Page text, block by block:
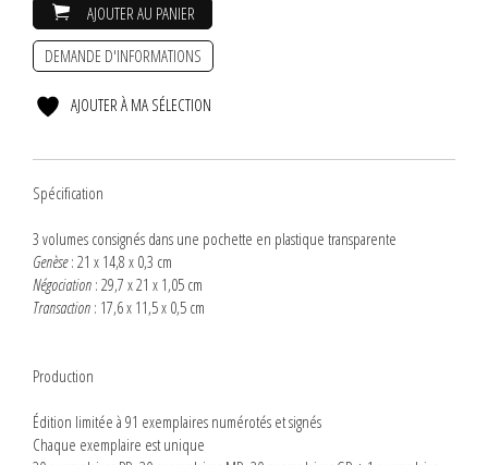
AJOUTER AU PANIER
DEMANDE D'INFORMATIONS
AJOUTER À MA SÉLECTION
Spécification
3 volumes consignés dans une pochette en plastique transparente
Genèse: 21 x 14,8 x 0,3 cm
Négociation : 29,7 x 21 x 1,05 cm
Transaction : 17,6 x 11,5 x 0,5 cm
Production
Édition limitée à 91 exemplaires numérotés et signés
Chaque exemplaire est unique